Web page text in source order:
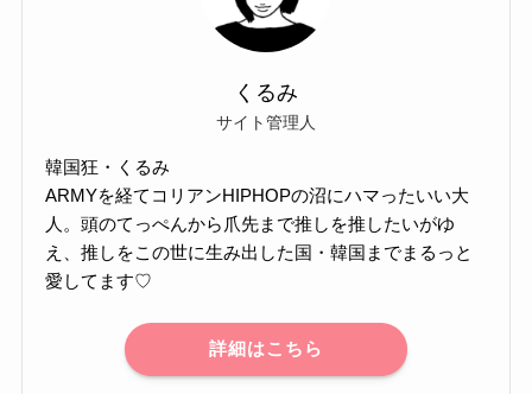
くるみ
サイト管理人
韓国狂・くるみ
ARMYを経てコリアンHIPHOPの沼にハマったいい大
人。頭のてっぺんから爪先まで推しを推したいがゆ
え、推しをこの世に生み出した国・韓国までまるっと
愛してます♡
詳細はこちら